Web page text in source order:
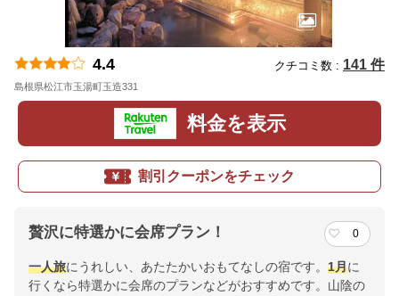
4.4 クチコミ数 : 141 件
島根県松江市玉湯町玉造331
料金を表示
割引クーポンをチェック
贅沢に特選かに会席プラン！ 0
一人旅にうれしい、あたたかいおもてなしの宿です。 1月に
行くなら特選かに会席のプランなどがおすすめです。山陰の